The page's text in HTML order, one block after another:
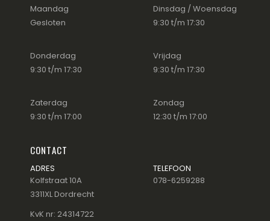
Maandag
Gesloten
Dinsdag / Woensdag
9:30 t/m 17:30
Donderdag
9:30 t/m 17:30
Vrijdag
9:30 t/m 17:30
Zaterdag
9:30 t/m 17:00
Zondag
12:30 t/m 17:00
CONTACT
ADRES
Kolfstraat 10A
3311XL Dordrecht
KvK nr: 24314722
TELEFOON
078-6259288